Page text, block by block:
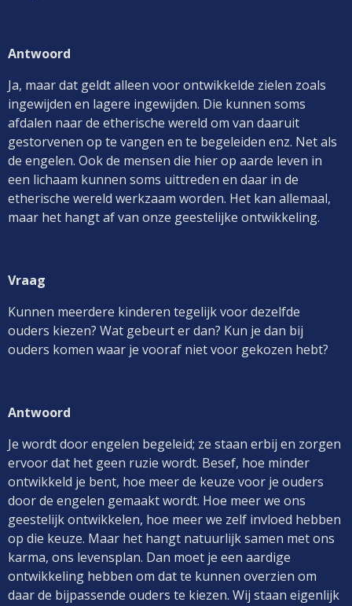
Antwoord
Ja, maar dat geldt alleen voor ontwikkelde zielen zoals
ingewijden en lagere ingewijden. Die kunnen soms
afdalen naar de etherische wereld om van daaruit
gestorvenen op te vangen en te begeleiden enz. Net als
de engelen. Ook de mensen die hier op aarde leven in
een lichaam kunnen soms uittreden en daar in de
etherische wereld werkzaam worden. Het kan allemaal,
maar het hangt af van onze geestelijke ontwikkeling.
Vraag
Kunnen meerdere kinderen tegelijk voor dezelfde
ouders kiezen? Wat gebeurt er dan? Kun je dan bij
ouders komen waar je vooraf niet voor gekozen hebt?
Antwoord
Je wordt door engelen begeleid; ze staan erbij en zorgen
ervoor dat het geen ruzie wordt. Besef, hoe minder
ontwikkeld je bent, hoe meer de keuze voor je ouders
door de engelen gemaakt wordt. Hoe meer we ons
geestelijk ontwikkelen, hoe meer we zelf invloed hebben
op die keuze. Maar het hangt natuurlijk samen met ons
karma, ons levensplan. Dan moet je een aardige
ontwikkeling hebben om dat te kunnen overzien om
daar de bijpassende ouders te kiezen. Wij staan eigenlijk